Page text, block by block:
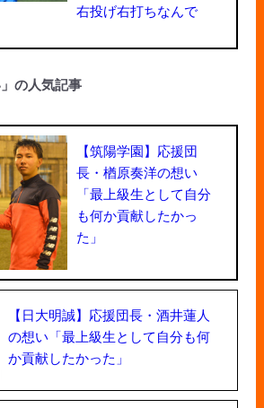
右投げ右打ちなんで
の人気記事
【筑陽学園】応援団
長・楢原奏洋の想い
「最上級生として自分
も何か貢献したかっ
た」
【日大明誠】応援団長・酒井蓮人
の想い「最上級生として自分も何
か貢献したかった」